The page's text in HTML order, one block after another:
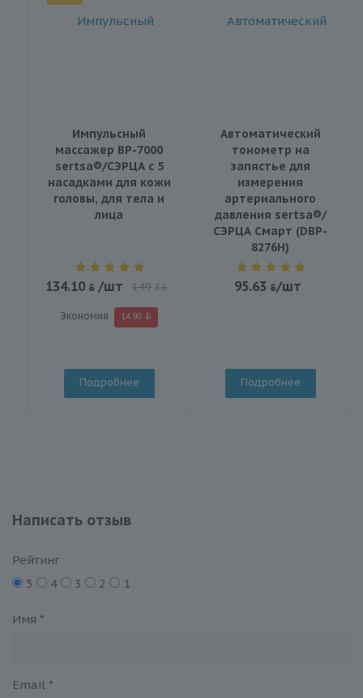
Импульсный
массажер BP-7000
sertsa®/СЭРЦА с 5
насадками для кожи
головы, для тела и
лица
134.10 /шт 149 BYN
Экономия 14.90
Подробнее
Автоматический
тонометр на
запястье для
измерения
артериального
давления sertsa®/
СЭРЦА Смарт (DBP-
8276H)
95.63 /шт
Подробнее
Написать отзыв
Рейтинг
5
4 3 2 1
Имя *
Email *